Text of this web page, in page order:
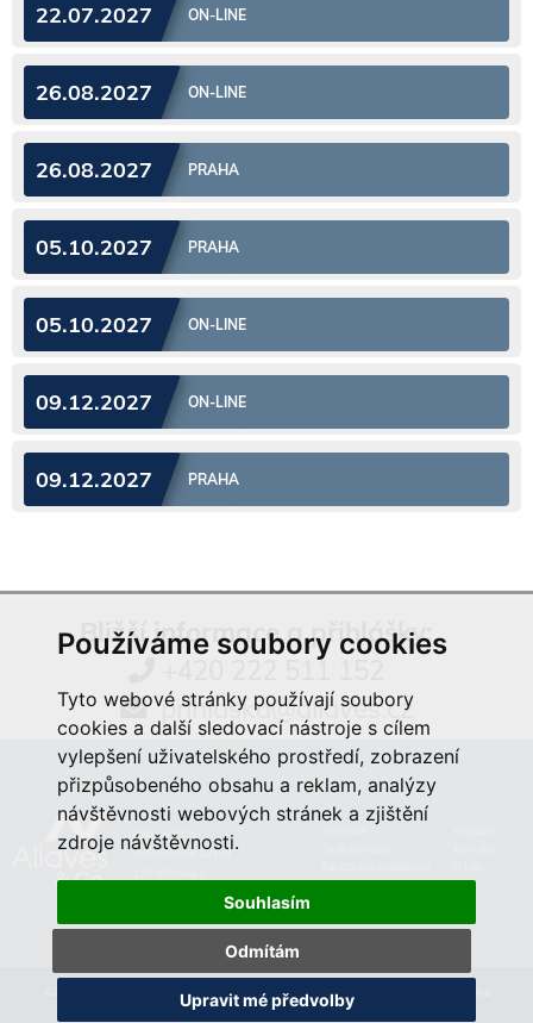
Používáme soubory cookies
Tyto webové stránky používají soubory
cookies a další sledovací nástroje s cílem
vylepšení uživatelského prostředí, zobrazení
přizpůsobeného obsahu a reklam, analýzy
návštěvnosti webových stránek a zjištění
zdroje návštěvnosti.
Souhlasím
Odmítám
Upravit mé předvolby
22.07.2027 ON-LINE
26.08.2027 ON-LINE
26.08.2027 PRAHA
05.10.2027 PRAHA
05.10.2027 ON-LINE
09.12.2027 ON-LINE
09.12.2027 PRAHA
Bližší informace a přihlášky:
+420 222 511 152
prihlaska@aliaves.cz
Aliaves & Co.,
Vyšehradská 320/49
©2019 Aliaves & Co., a.s. Specialista na kurzy, školení a zakázkové vzdělávání. Všechna práva